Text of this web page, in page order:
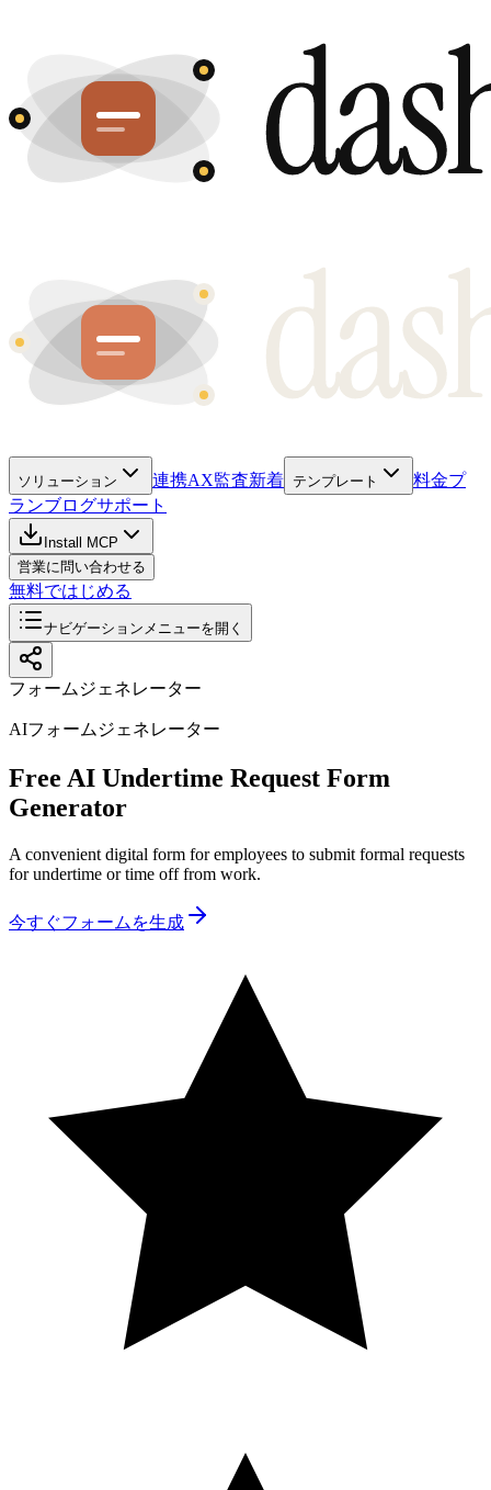
ソリューション 連携AX監査新着 テンプレート
料金プ
ランブログサポート
Install MCP
営業に問い合わせる
無料ではじめる
ナビゲーションメニューを開く
フォームジェネレーター
AIフォームジェネレーター
Free AI Undertime Request Form
Generator
A convenient digital form for employees to submit formal requests
for undertime or time off from work.
今すぐフォームを生成